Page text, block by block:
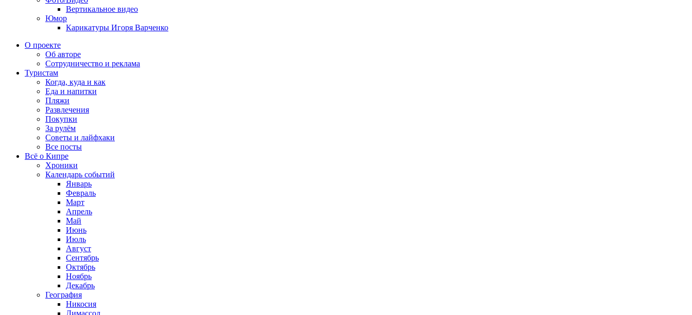
Вертикальное видео
Юмор
Карикатуры Игоря Варченко
О проекте
Об авторе
Сотрудничество и реклама
Туристам
Когда, куда и как
Еда и напитки
Пляжи
Развлечения
Покупки
За рулём
Советы и лайфхаки
Все посты
Всё о Кипре
Хроники
Календарь событий
Январь
Февраль
Март
Апрель
Май
Июнь
Июль
Август
Сентябрь
Октябрь
Ноябрь
Декабрь
География
Никосия
Лимассол